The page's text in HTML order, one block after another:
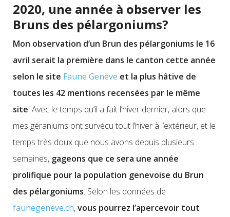
2020, une année à observer les
Bruns des pélargoniums?
Mon observation d’un Brun des pélargoniums le 16
avril serait la première dans le canton cette année
selon le site Faune Genève et la plus hâtive de
toutes les 42 mentions recensées par le même
site. Avec le temps qu’il a fait l’hiver dernier, alors que
mes géraniums ont survécu tout l’hiver à l’extérieur, et le
temps très doux que nous avons depuis plusieurs
semaines, gageons que ce sera une année
prolifique pour la population genevoise du Brun
des pélargoniums. Selon les données de
faunegeneve.ch,vous pourrez l’apercevoir tout